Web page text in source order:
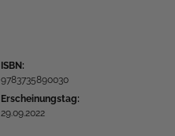
ISBN:
9783735890030
Erscheinungstag:
29.09.2022